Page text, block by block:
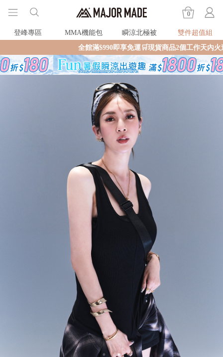
0
登峰專區 MMA機能包 瞬涼北極被
雙件超值組
全館滿$990即享免運🛒現貨商品2個工作天內火速